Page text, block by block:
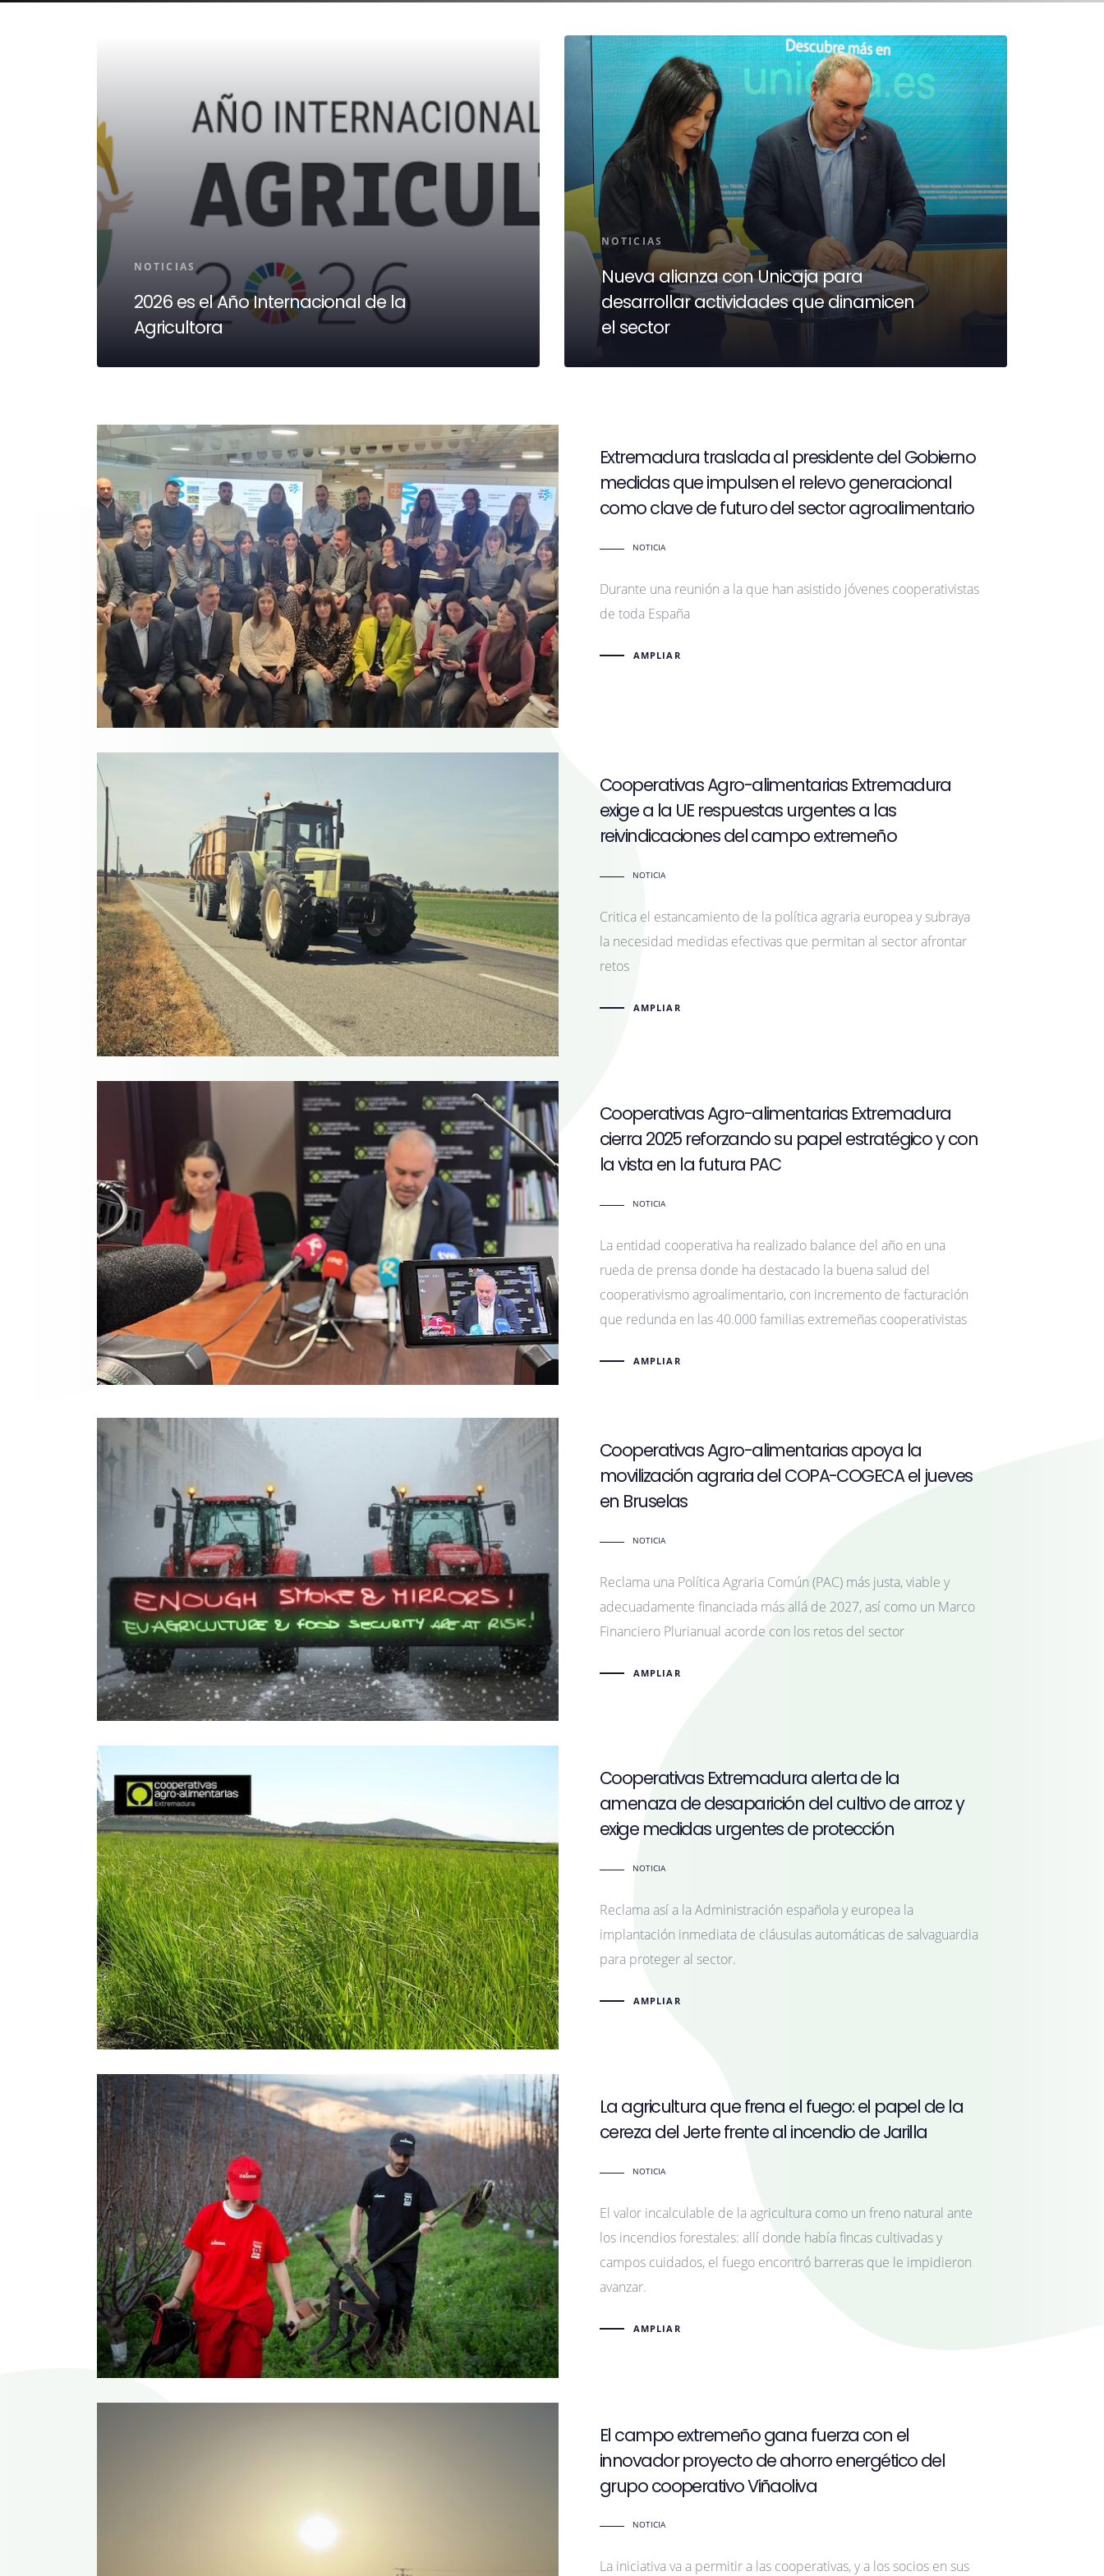
NOTICIAS
2026 es el Año Internacional de la
Agricultora
NOTICIAS
Nueva alianza con Unicaja para
desarrollar actividades que dinamicen
el sector
Extremadura traslada al presidente del Gobierno
medidas que impulsen el relevo generacional
como clave de futuro del sector agroalimentario
NOTICIA
Durante una reunión a la que han asistido jóvenes cooperativistas
de toda España
AMPLIAR
Cooperativas Agro-alimentarias Extremadura
exige a la UE respuestas urgentes a las
reivindicaciones del campo extremeño
NOTICIA
Critica el estancamiento de la política agraria europea y subraya
la necesidad medidas efectivas que permitan al sector afrontar
retos
AMPLIAR
Cooperativas Agro-alimentarias Extremadura
cierra 2025 reforzando su papel estratégico y con
la vista en la futura PAC
NOTICIA
La entidad cooperativa ha realizado balance del año en una
rueda de prensa donde ha destacado la buena salud del
cooperativismo agroalimentario, con incremento de facturación
que redunda en las 40.000 familias extremeñas cooperativistas
AMPLIAR
Cooperativas Agro-alimentarias apoya la
movilización agraria del COPA-COGECA el jueves
en Bruselas
NOTICIA
Reclama una Política Agraria Común (PAC) más justa, viable y
adecuadamente financiada más allá de 2027, así como un Marco
Financiero Plurianual acorde con los retos del sector
AMPLIAR
Cooperativas Extremadura alerta de la
amenaza de desaparición del cultivo de arroz y
exige medidas urgentes de protección
NOTICIA
Reclama así a la Administración española y europea la
implantación inmediata de cláusulas automáticas de salvaguardia
para proteger al sector.
AMPLIAR
La agricultura que frena el fuego: el papel de la
cereza del Jerte frente al incendio de Jarilla
NOTICIA
El valor incalculable de la agricultura como un freno natural ante
los incendios forestales: allí donde había fincas cultivadas y
campos cuidados, el fuego encontró barreras que le impidieron
avanzar.
AMPLIAR
El campo extremeño gana fuerza con el
innovador proyecto de ahorro energético del
grupo cooperativo Viñaoliva
NOTICIA
La iniciativa va a permitir a las cooperativas, y a los socios en sus